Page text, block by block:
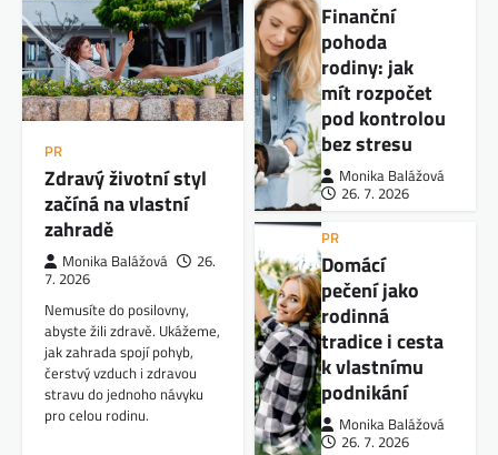
PR
Zdravý životní styl
začíná na vlastní
zahradě
Monika Balážová
26.
7. 2026
Nemusíte do posilovny,
abyste žili zdravě. Ukážeme,
jak zahrada spojí pohyb,
čerstvý vzduch i zdravou
stravu do jednoho návyku
pro celou rodinu.
Finanční
pohoda
rodiny: jak
mít rozpočet
pod kontrolou
bez stresu
Monika Balážová
26. 7. 2026
PR
Domácí
pečení jako
rodinná
tradice i cesta
k vlastnímu
podnikání
Monika Balážová
26. 7. 2026